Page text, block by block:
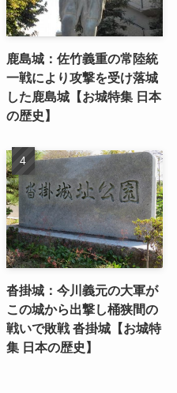
鹿島城：佐竹義重の常陸統
一戦により攻撃を受け落城
した鹿島城【お城特集 日本
の歴史】
沓掛城：今川義元の大軍が
この城から出撃し桶狭間の
戦いで敗戦 沓掛城【お城特
集 日本の歴史】